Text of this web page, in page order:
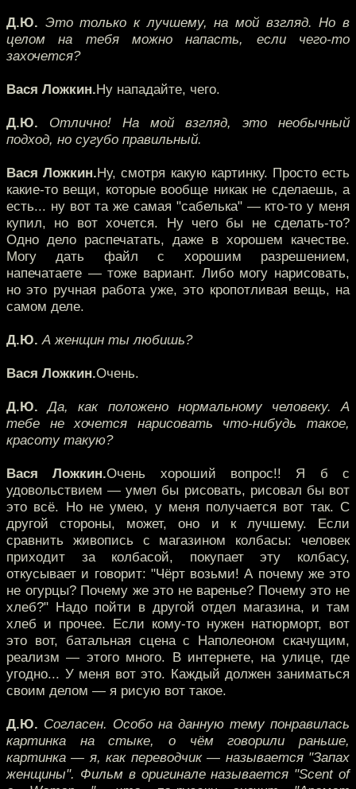
Д.Ю. Это только к лучшему, на мой взгляд. Но в
целом на тебя можно напасть, если чего-то
захочется?
Вася Ложкин.Ну нападайте, чего.
Д.Ю. Отлично! На мой взгляд, это необычный
подход, но сугубо правильный.
Вася Ложкин.Ну, смотря какую картинку. Просто есть
какие-то вещи, которые вообще никак не сделаешь, а
есть... ну вот та же самая "сабелька" — кто-то у меня
купил, но вот хочется. Ну чего бы не сделать-то?
Одно дело распечатать, даже в хорошем качестве.
Могу дать файл с хорошим разрешением,
напечатаете — тоже вариант. Либо могу нарисовать,
но это ручная работа уже, это кропотливая вещь, на
самом деле.
Д.Ю. А женщин ты любишь?
Вася Ложкин.Очень.
Д.Ю. Да, как положено нормальному человеку. А
тебе не хочется нарисовать что-нибудь такое,
красоту такую?
Вася Ложкин.Очень хороший вопрос!! Я б с
удовольствием — умел бы рисовать, рисовал бы вот
это всё. Но не умею, у меня получается вот так. С
другой стороны, может, оно и к лучшему. Если
сравнить живопись с магазином колбасы: человек
приходит за колбасой, покупает эту колбасу,
откусывает и говорит: "Чёрт возьми! А почему же это
не огурцы? Почему же это не варенье? Почему это не
хлеб?" Надо пойти в другой отдел магазина, и там
хлеб и прочее. Если кому-то нужен натюрморт, вот
это вот, батальная сцена с Наполеоном скачущим,
реализм — этого много. В интернете, на улице, где
угодно... У меня вот это. Каждый должен заниматься
своим делом — я рисую вот такое.
Д.Ю. Согласен. Особо на данную тему понравилась
картинка на стыке, о чём говорили раньше,
картинка — я, как переводчик — называется "Запах
женщины". Фильм в оригинале называется "Scent of